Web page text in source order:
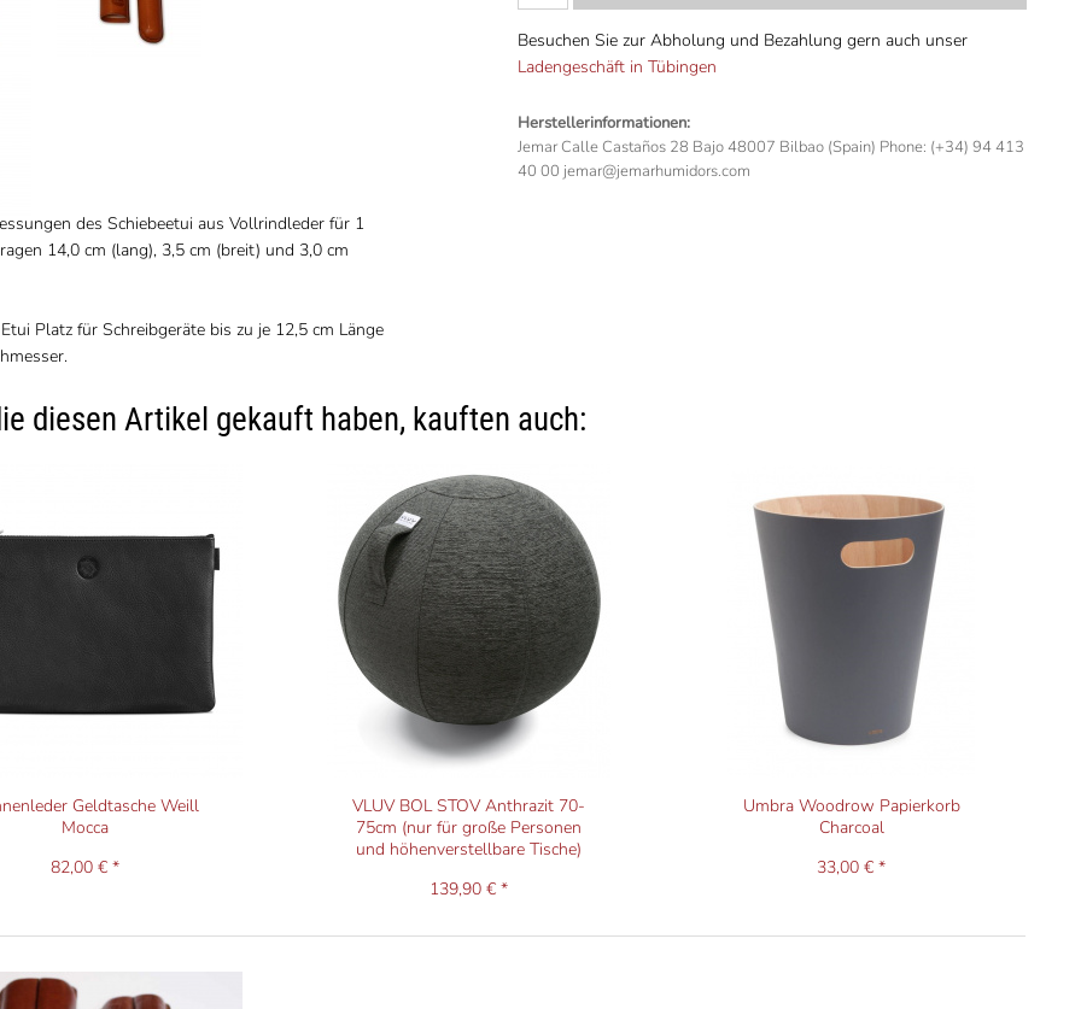
des Schiebeetui aus Vollrindleder für 1
14,0 cm (lang), 3,5 cm (breit) und 3,0 cm
Platz für Schreibgeräte bis zu je 12,5 cm Länge
Besuchen Sie zur Abholung und Bezahlung gern auch unser
Ladengeschäft in Tübingen
Herstellerinformationen:
Jemar Calle Castaños 28 Bajo 48007 Bilbao (Spain) Phone: (+34) 94 413
40 00 jemar@jemarhumidors.com
diesen Artikel gekauft haben, kauften auch:
Geldtasche Weill
Mocca
82,00 € *
VLUV BOL STOV Anthrazit 70-
75cm (nur für große Personen
und höhenverstellbare Tische)
139,90 € *
Umbra Woodrow Papierkorb
Charcoal
33,00 € *